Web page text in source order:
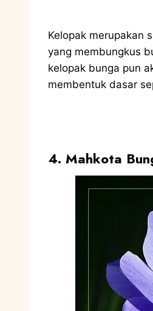
Kelopak merupakan
yang membungkus
kelopak bunga pun
membentuk dasar
4. Mahkota